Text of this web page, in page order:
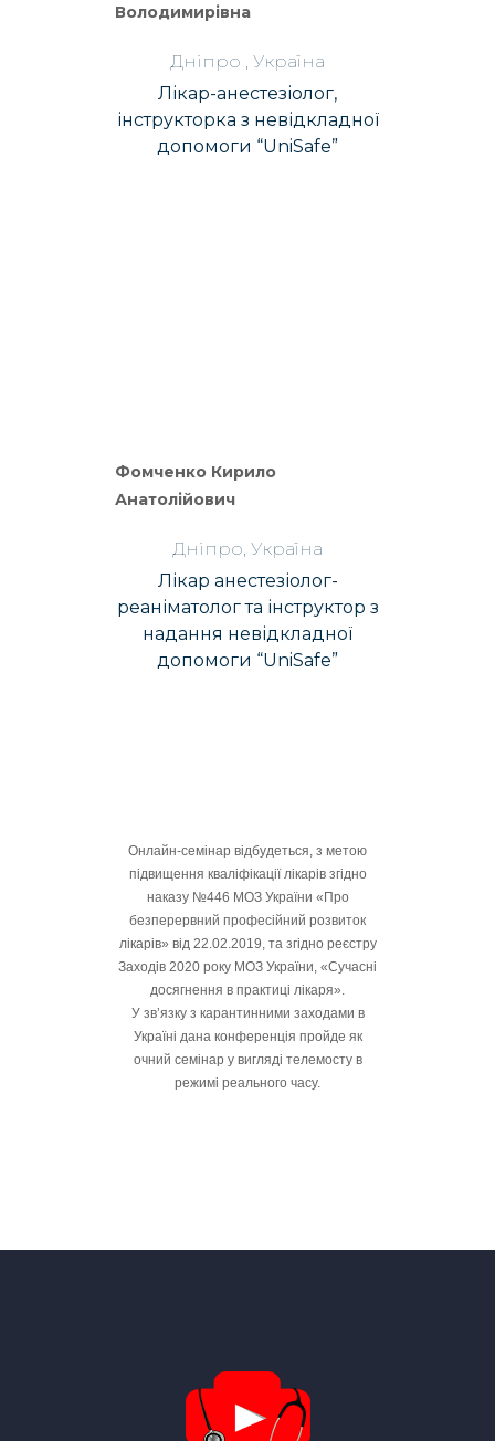
Володимирівна
Дніпро , Україна
Лікар-анестезіолог,
інструкторка з невідкладної
допомоги “UniSafe”
Фомченко Кирило
Анатолійович
Дніпро, Україна
Лікар анестезіолог-
реаніматолог та інструктор з
надання невідкладної
допомоги “UniSafe”
Онлайн-семінар відбудеться, з метою
підвищення кваліфікації лікарів згідно
наказу №446 МОЗ України «Про
безперервний професійний розвиток
лікарів» від 22.02.2019, та згідно реєстру
Заходів 2020 року МОЗ України, «Сучасні
досягнення в практиці лікаря».
У зв’язку з карантинними заходами в
Україні дана конференція пройде як
очний семінар у вигляді телемосту в
режимі реального часу.